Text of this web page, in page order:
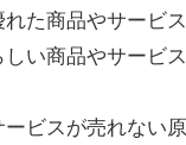
た商品やサービ
しい商品やサービ
ビスが売れない